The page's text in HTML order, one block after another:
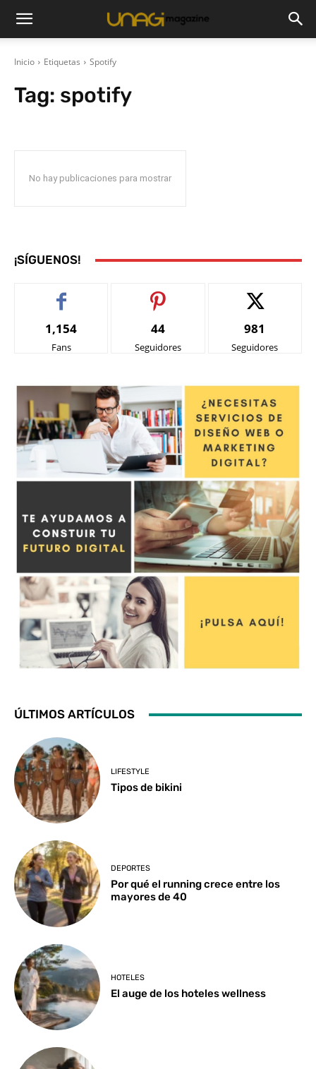
Inicio Etiquetas Spotify
Tag: spotify
No hay publicaciones para mostrar
¡SÍGUENOS!
1,154
Fans
44
Seguidores
981
Seguidores
ÚLTIMOS ARTÍCULOS
LIFESTYLE
Tipos de bikini
DEPORTES
Por qué el running crece entre los
mayores de 40
HOTELES
El auge de los hoteles wellness